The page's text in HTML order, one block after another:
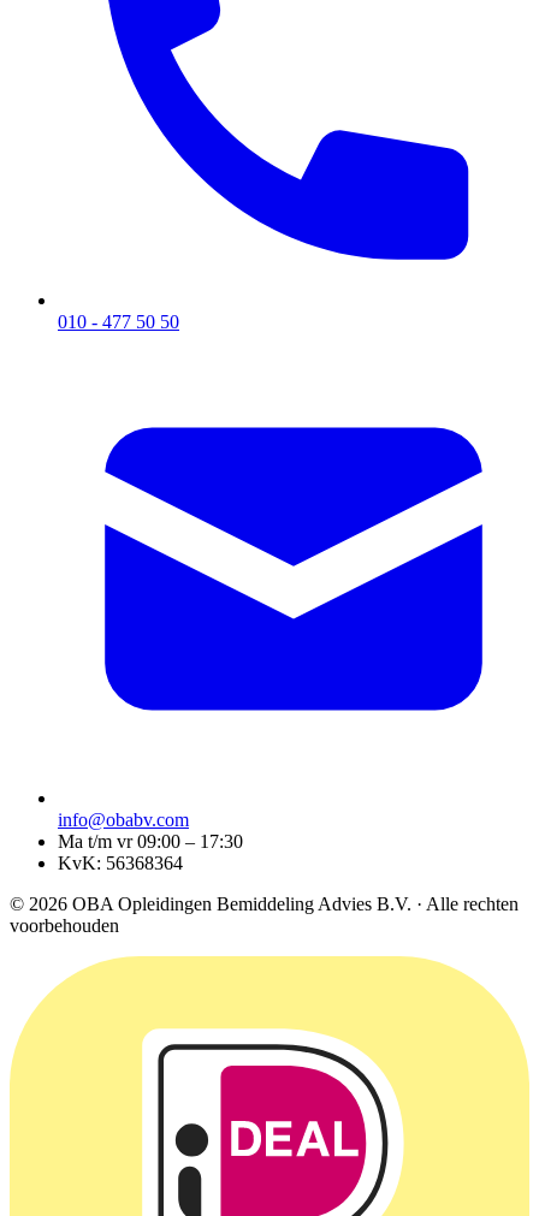
010 - 477 50 50
info@obabv.com
Ma t/m vr 09:00 – 17:30
KvK: 56368364
© 2026 OBA Opleidingen Bemiddeling Advies B.V. · Alle rechten
voorbehouden